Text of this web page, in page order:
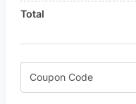
Total